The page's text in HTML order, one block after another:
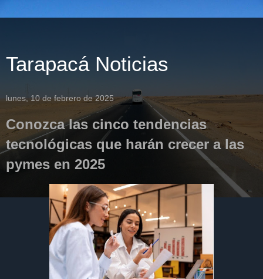
Tarapacá Noticias
lunes, 10 de febrero de 2025
Conozca las cinco tendencias
tecnológicas que harán crecer a las
pymes en 2025